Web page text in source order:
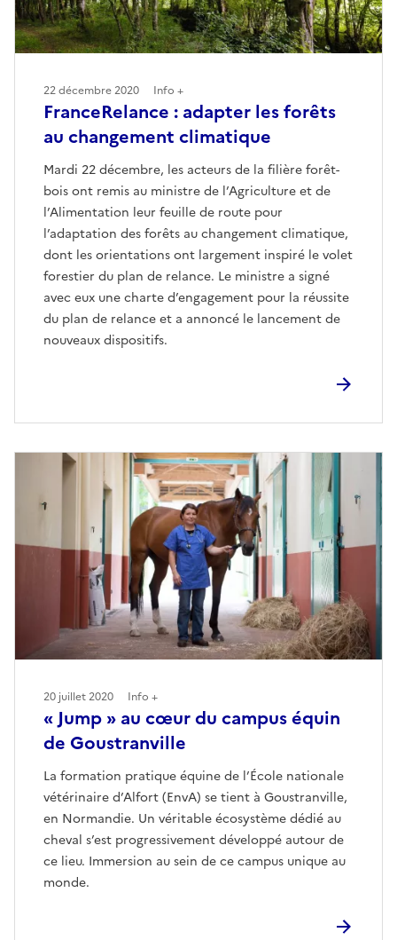
FranceRelance : adapter les forêts
au changement climatique
Mardi 22 décembre, les acteurs de la filière forêt-
bois ont remis au ministre de l’Agriculture et de
l’Alimentation leur feuille de route pour
l’adaptation des forêts au changement climatique,
dont les orientations ont largement inspiré le volet
forestier du plan de relance. Le ministre a signé
avec eux une charte d’engagement pour la réussite
du plan de relance et a annoncé le lancement de
nouveaux dispositifs.
22 décembre 2020 Info +
« Jump » au cœur du campus équin
de Goustranville
La formation pratique équine de l’École nationale
vétérinaire d’Alfort (EnvA) se tient à Goustranville,
en Normandie. Un véritable écosystème dédié au
cheval s’est progressivement développé autour de
ce lieu. Immersion au sein de ce campus unique au
monde.
20 juillet 2020 Info +